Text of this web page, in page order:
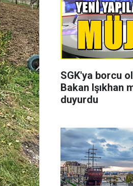
SGK'ya borcu
Bakan Işıkhan
duyurdu